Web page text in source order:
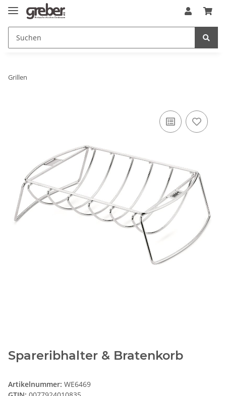
Grillen
Spareribhalter & Bratenkorb
Artikelnummer: WE6469